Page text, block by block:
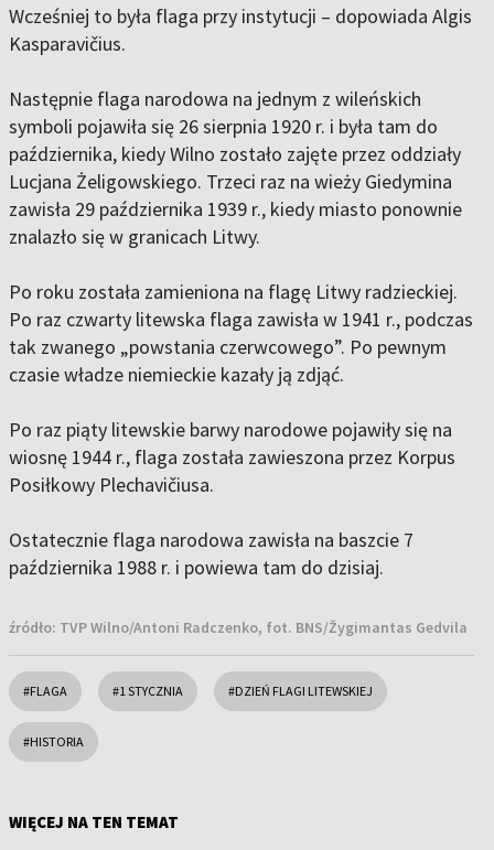
Wcześniej to była flaga przy instytucji – dopowiada Algis
Kasparavičius.
Następnie flaga narodowa na jednym z wileńskich
symboli pojawiła się 26 sierpnia 1920 r. i była tam do
października, kiedy Wilno zostało zajęte przez oddziały
Lucjana Żeligowskiego. Trzeci raz na wieży Giedymina
zawisła 29 października 1939 r., kiedy miasto ponownie
znalazło się w granicach Litwy.
Po roku została zamieniona na flagę Litwy radzieckiej.
Po raz czwarty litewska flaga zawisła w 1941 r., podczas
tak zwanego „powstania czerwcowego”. Po pewnym
czasie władze niemieckie kazały ją zdjąć.
Po raz piąty litewskie barwy narodowe pojawiły się na
wiosnę 1944 r., flaga została zawieszona przez Korpus
Posiłkowy Plechavičiusa.
Ostatecznie flaga narodowa zawisła na baszcie 7
października 1988 r. i powiewa tam do dzisiaj.
źródło: TVP Wilno/Antoni Radczenko, fot. BNS/Žygimantas Gedvila
#FLAGA #1 STYCZNIA #DZIEŃ FLAGI LITEWSKIEJ
#HISTORIA
WIĘCEJ NA TEN TEMAT